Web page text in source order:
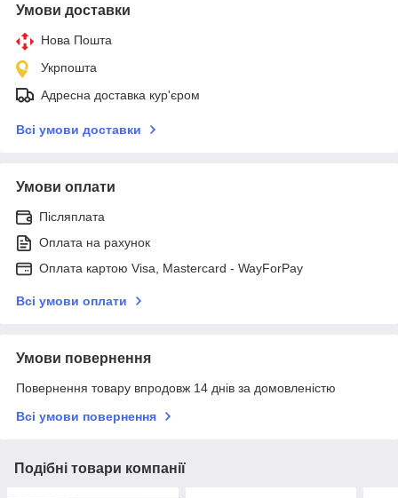
Умови доставки
Нова Пошта
Укрпошта
Адресна доставка кур'єром
Всі умови доставки
Умови оплати
Післяплата
Оплата на рахунок
Оплата картою Visa, Mastercard - WayForPay
Всі умови оплати
Умови повернення
Повернення товару впродовж 14 днів за домовленістю
Всі умови повернення
Подібні товари компанії